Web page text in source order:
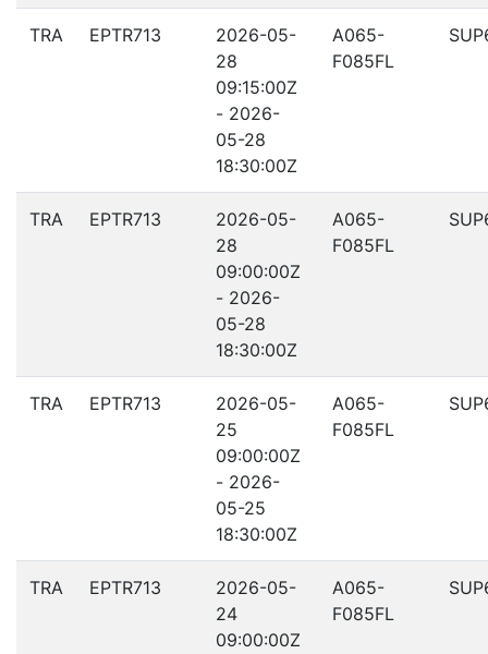
TRA EPTR713
2026-05-
28
09:15:00Z
- 2026-
05-28
18:30:00Z
A065-
F085FL
TRA EPTR713
2026-05-
28
09:00:00Z
- 2026-
05-28
18:30:00Z
A065-
F085FL
TRA EPTR713
2026-05-
25
09:00:00Z
- 2026-
05-25
18:30:00Z
A065-
F085FL
TRA EPTR713
2026-05-
24
09:00:00Z
A065-
F085FL